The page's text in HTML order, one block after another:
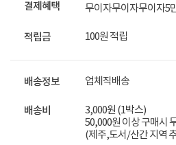
결제혜택 무이자무이자무이자5
적립금 100원 적립
배송정보 업체직배송
배송비
3,000원 (1박스)
50,000원 이상 구매시
(제주,도서/산간 지역